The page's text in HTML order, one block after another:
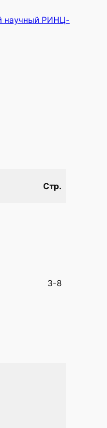
научный РИНЦ-
Стр.
3-8